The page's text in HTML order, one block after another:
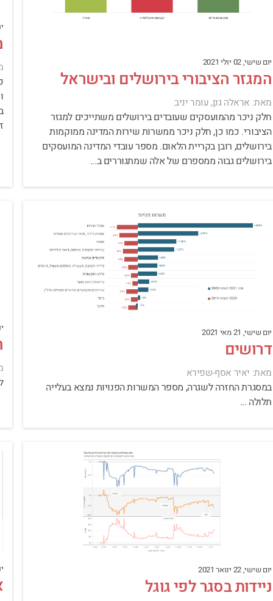
יום שישי, 02 יולי 2021
המגזר הציבורי בירושלים ובישראל
מאת: אראלה גנן, עומר יניב
חלק ניכר מהמועסקים שעובדים בירושלים משתייכים למגזר
הציבורי. כמו כן, חלק ניכר ממשרות שירות המדינה ממוקמות
בירושלים, רובן בקריית הלאום. מספר עובדי המדינה המועסקים
בירושלים גבוה ממספרם של אלה שמתגוררים ב...
יום שישי, 21 מאי 2021
דרושים
מאת: יאיר אסף-שפירא
במסגרת החזרה לשגרה, מספר המשרות הפנויות נמצא בעלייה
תלולה ...
יום שישי, 22 ינואר 2021
ניידות בסגר לפי גוגל